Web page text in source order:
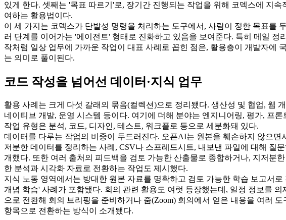
있게 한다. 셋째는 '목표 따르기'로, 장기간 진행되는 작업을 위해 코덱스에 지속
여하는 활용법이다.
이 세 가지는 코덱스가 단발성 명령을 처리하는 도구에서, 사람이 정한 목표를
러 단계를 이어가는 '에이전트' 형태로 진화하고 있음을 보여준다. 특히 메일 정
작처럼 일상 업무에 가까운 작업이 대표 사례로 꼽힌 점은, 활용층이 개발자에
는 의미로 풀이된다.
코드 작성을 넘어선 데이터·지식 업무
활용 사례는 크게 다섯 갈래의 묶음(컬렉션)으로 정리됐다. 생산성 및 협업, 웹
네이티브 개발, 운영 시스템 등이다. 여기에 더해 분야는 엔지니어링, 평가, 프론
작업 유형은 분석, 코드, 디자인, 테스트, 워크플로 등으로 세분화돼 있다.
데이터를 다루는 작업의 비중이 두드러진다. 오픈AI는 원본을 훼손하지 않으면
저분한 데이터를 정리하는 사례, CSV나 스프레드시트, 내보낸 파일에 대해 질
개했다. 또한 여러 출처의 피드백을 검토 가능한 산출물로 종합하거나, 지저분
한 분석과 시각화 자료로 전환하는 작업도 제시했다.
지식 노동 영역에서는 방대한 원본 자료를 명확하고 검토 가능한 학습 보고서로
개념 학습' 사례가 포함됐다. 회의 관련 활용도 여럿 등장했는데, 일정 정보를 의
으로 전환해 회의 브리핑을 준비하거나 줌(Zoom) 회의에서 얻은 내용을 여러 도
항목으로 전환하는 방식이 소개됐다.